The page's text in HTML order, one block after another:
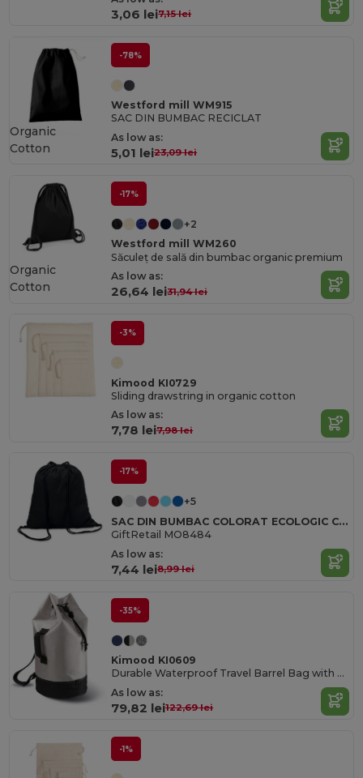
3,06 lei7,15 lei
-78%
Westford mill WM915
SAC DIN BUMBAC RECICLAT
As low as:
5,01 lei23,09 lei
Organic
Cotton
-17%
+2
Westford mill WM260
Săculeț de sală din bumbac organic premium
As low as:
26,64 lei31,94 lei
Organic
Cotton
-3%
Kimood KI0729
Sliding drawstring in organic cotton
As low as:
7,78 lei7,98 lei
-17%
+5
SAC DIN BUMBAC COLORAT ECOLOGIC CU ȘNUR 100gr/m² 37x41CM
GiftRetail MO8484
As low as:
7,44 lei8,99 lei
-35%
Kimood KI0609
Durable Waterproof Travel Barrel Bag with Shoe Compartment
As low as:
79,82 lei122,69 lei
-1%